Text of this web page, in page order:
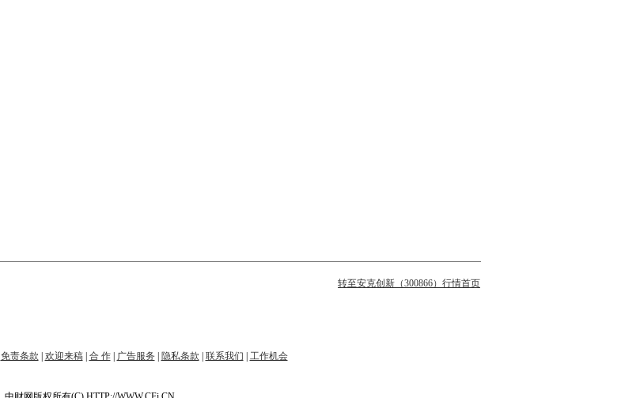
转至安克创新（300866）行情首页
免责条款 欢迎来稿| 合 作| 广告服务 隐私条款 联系我们 工作机会